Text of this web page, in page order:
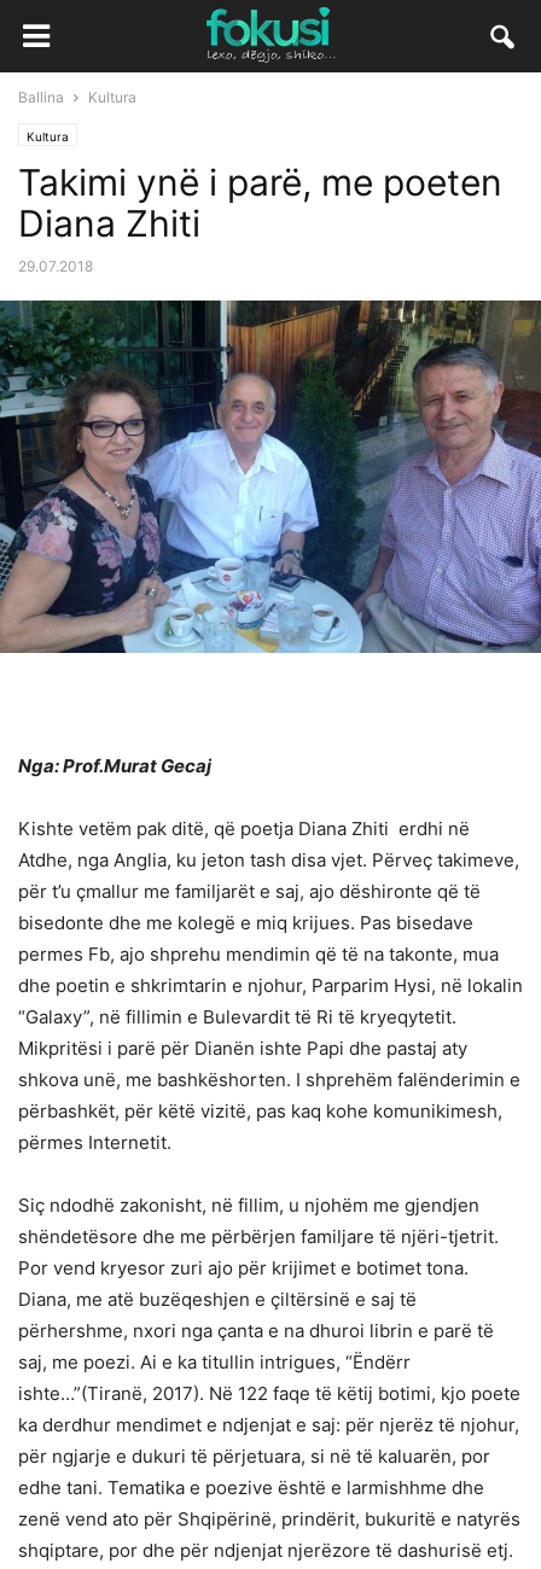
Ballina Kultura
Kultura
Takimi ynë i parë, me poeten
Diana Zhiti
29.07.2018
Nga: Prof.Murat Gecaj
Kishte vetëm pak ditë, që poetja Diana Zhiti erdhi në
Atdhe, nga Anglia, ku jeton tash disa vjet. Përveç takimeve,
për t’u çmallur me familjarët e saj, ajo dëshironte që të
bisedonte dhe me kolegë e miq krijues. Pas bisedave
permes Fb, ajo shprehu mendimin që të na takonte, mua
dhe poetin e shkrimtarin e njohur, Parparim Hysi, në lokalin
“Galaxy”, në fillimin e Bulevardit të Ri të kryeqytetit.
Mikpritësi i parë për Dianën ishte Papi dhe pastaj aty
shkova unë, me bashkëshorten. I shprehëm falënderimin e
përbashkët, për këtë vizitë, pas kaq kohe komunikimesh,
përmes Internetit.
Siç ndodhë zakonisht, në fillim, u njohëm me gjendjen
shëndetësore dhe me përbërjen familjare të njëri-tjetrit.
Por vend kryesor zuri ajo për krijimet e botimet tona.
Diana, me atë buzëqeshjen e çiltërsinë e saj të
përhershme, nxori nga çanta e na dhuroi librin e parë të
saj, me poezi. Ai e ka titullin intrigues, “Ëndërr
ishte…”(Tiranë, 2017). Në 122 faqe të këtij botimi, kjo poete
ka derdhur mendimet e ndjenjat e saj: për njerëz të njohur,
për ngjarje e dukuri të përjetuara, si në të kaluarën, por
edhe tani. Tematika e poezive është e larmishhme dhe
zenë vend ato për Shqipërinë, prindërit, bukuritë e natyrës
shqiptare, por dhe për ndjenjat njerëzore të dashurisë etj.